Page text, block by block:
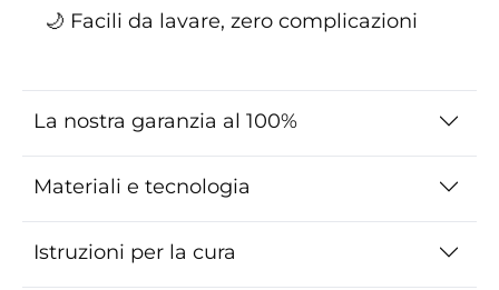
🌙 Facili da lavare, zero complicazioni
La nostra garanzia al 100%
Materiali e tecnologia
Istruzioni per la cura